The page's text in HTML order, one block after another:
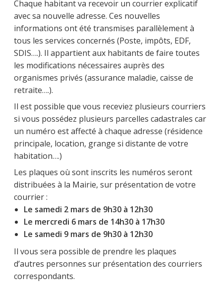
Chaque habitant va recevoir un courrier explicatif
avec sa nouvelle adresse. Ces nouvelles
informations ont été transmises parallèlement à
tous les services concernés (Poste, impôts, EDF,
SDIS….). Il appartient aux habitants de faire toutes
les modifications nécessaires auprès des
organismes privés (assurance maladie, caisse de
retraite….).
Il est possible que vous receviez plusieurs courriers
si vous possédez plusieurs parcelles cadastrales car
un numéro est affecté à chaque adresse (résidence
principale, location, grange si distante de votre
habitation….)
Les plaques où sont inscrits les numéros seront
distribuées à la Mairie, sur présentation de votre
courrier :
Le samedi 2 mars de 9h30 à 12h30
Le mercredi 6 mars de 14h30 à 17h30
Le samedi 9 mars de 9h30 à 12h30
Il vous sera possible de prendre les plaques
d’autres personnes sur présentation des courriers
correspondants.